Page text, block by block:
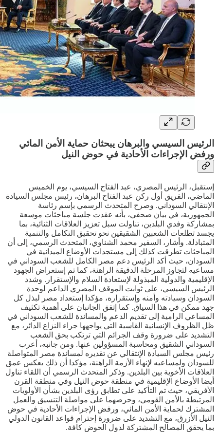
الرئيس السيسي والبرهان يبحثان حماية الأمن المائي
ورفض الإجراءات الأحادية في حوض النيل
إستقبل، الرئيس المصري، عبد الفتاح السيسي، يوم الخميس
الماضي، الفريق أول ركن عبد الفتاح البرهان، رئيس مجلس السيادة
الإنتقالي السوداني. وصرح المتحدث الرسمي بإسم رئاسة
الجمهورية، في بيان صحفي، بأنه عقدت جلسة مباحثات موسعة
بمشاركة وفدي البلدين، تناولت سبل تعزيز العلاقات الثنائية، بما
يجسد تطلعات الشعبين الشقيقين نحو تحقيق التكامل والتنمية
المتبادلة. وأشار، السفير محمد الشناوي، المتحدث الرسمي، إلى أن
المباحثات تطرقت كذلك إلى مستجدات الأوضاع الميدانية في
السودان، حيث أكد الرئيس دعم مصر الكامل للشعب السوداني في
مساعيه لتجاوز المرحلة الدقيقة الراهنة، كما تم إستعراض الجهود
الإقليمية والدولية المبذولة لإستعادة السلام والإستقرار. وشدد
الرئيس السيسي، على ثوابت الموقف المصري الداعم لوحدة
السودان وسيادته وأمنه وإستقراره، مؤكدا إستعداد مصر لبذل كل
جهد ممكن في هذا السياق. كما إتفق الجانبان على أهمية تكثيف
المساعي الرامية إلى تقديم الدعم والمساندة للشعب السوداني في
ظل الظروف الإنسانية القاسية التي يواجهها جراء النزاع الدائر، مع
التشديد على ضرورة وقف الجرائم التي ترتكب بحق الشعب
السوداني الشقيق ومحاسبة المسؤولين عنها. ومن جانبه، أعرب
رئيس مجلس السيادة الإنتقالي عن تقديره لمساندة مصر المتواصلة
للسودان ولمساعيه لإنهاء الأزمة الراهنة، مؤكدا أن ذلك يعكس عمق
العلاقات الأخوية بين البلدين. وذكر المتحدث الرسمي أن اللقاء تناول
أيضا الأوضاع الإقليمية في منطقة حوض النيل وفي منطقة القرن
الأفريقي، حيث تم التأكيد على تطابق رؤى البلدين بشأن الأولويات
المرتبطة بالأمن القومي، وحرصهما على مواصلة التنسيق والعمل
المشترك لحماية الأمن المائي، ورفض الإجراءات الأحادية في حوض
النيل الأزرق، مع التشديد على ضرورة إحترام قواعد القانون الدولي
بما يحقق المصالح المشتركة لدول الحوض كافة.